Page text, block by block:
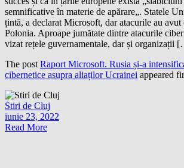
semnificative în materie de apărare„. Statele
țintă, a declarat Microsoft, dar atacurile au avut
Polonia. Aproape jumătate dintre atacurile
vizat rețele guvernamentale, dar și organizații
The post Raport Microsoft. Rusia și-a
cibernetice asupra aliaților Ucrainei appeared
Stiri de Cluj
iunie 23, 2022
Read More